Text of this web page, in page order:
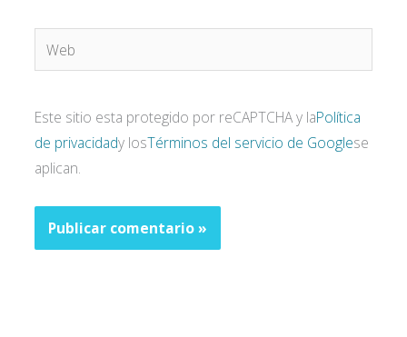
Web
Este sitio esta protegido por reCAPTCHA y laPolítica
de privacidady losTérminos del servicio de Googlese
aplican.